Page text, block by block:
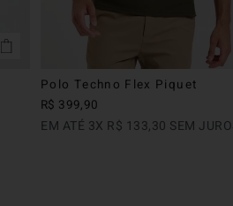
Polo Techno Flex Piquet
R$ 399,90
EM ATÉ 3X R$ 133,30 SEM